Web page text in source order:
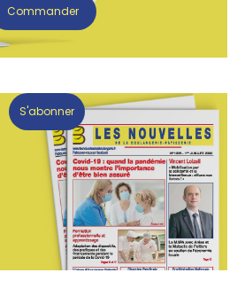
Commander
S'abonner